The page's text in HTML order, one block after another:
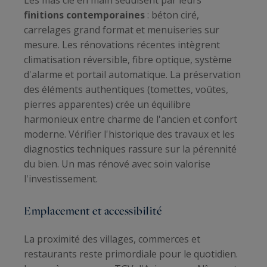
finitions contemporaines : béton ciré,
carrelages grand format et menuiseries sur
mesure. Les rénovations récentes intègrent
climatisation réversible, fibre optique, système
d'alarme et portail automatique. La préservation
des éléments authentiques (tomettes, voûtes,
pierres apparentes) crée un équilibre
harmonieux entre charme de l'ancien et confort
moderne. Vérifier l'historique des travaux et les
diagnostics techniques rassure sur la pérennité
du bien. Un mas rénové avec soin valorise
l'investissement.
Emplacement et accessibilité
La proximité des villages, commerces et
restaurants reste primordiale pour le quotidien.